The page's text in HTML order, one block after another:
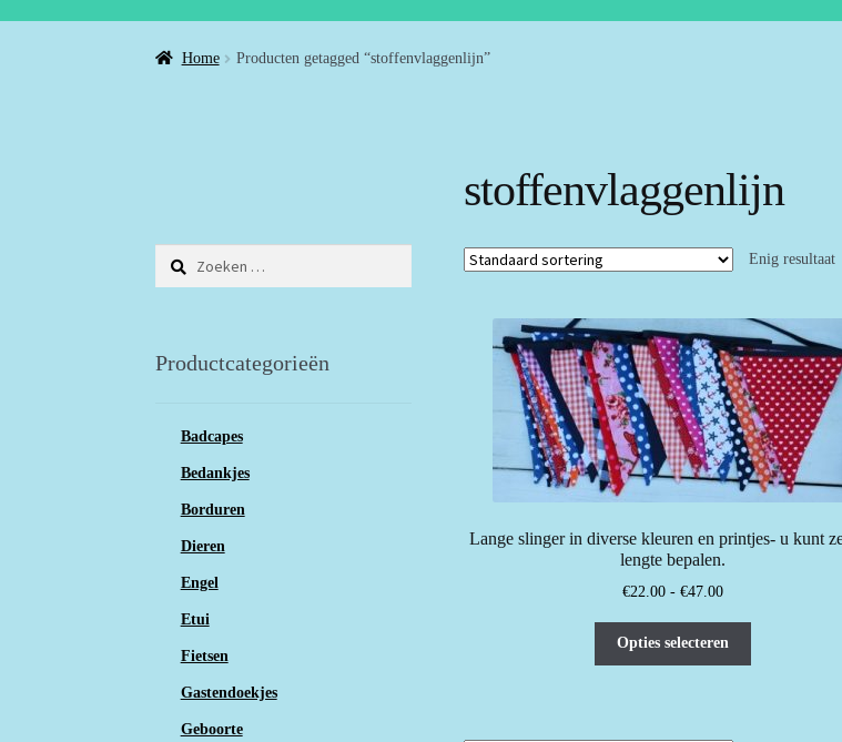
Home Producten getagged “stoffenvlaggenlijn”
stoffenvlaggenlijn
Enig resultaat
Lange slinger in diverse kleuren en printjes- u kunt
lengte bepalen.
€22.00 - €47.00Prijsklasse:
tot
€47.00
Opties selecteren
naar:
Productcategorieën
Badcapes
Bedankjes
Borduren
Dieren
Engel
Etui
Fietsen
Gastendoekjes
Geboorte